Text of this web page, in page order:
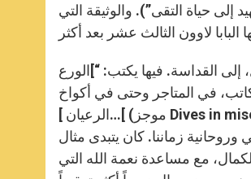
حياة التقى”). والوثيقة التي
البابا لاوون الثالث عشر بعد أكثر
القداسة. فيها يكتب: “]الورع
في المتاجر وحتى في أكواخ
الرعيان ]…[ (موجز Dives in misericordia، 16 نوفمبر 1877). هكذا، برزت هذه الدعوة إلى العلمانيين، هذا الاهتمام
وروحانية زماننا. كان يتبدى مثال
مع مساعدة نعمة الله التي